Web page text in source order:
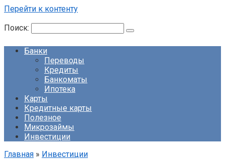
Перейти к контенту
Поиск:
Банки
Переводы
Кредиты
Банкоматы
Ипотека
Карты
Кредитные карты
Полезное
Микрозаймы
Инвестиции
Главная » Инвестиции